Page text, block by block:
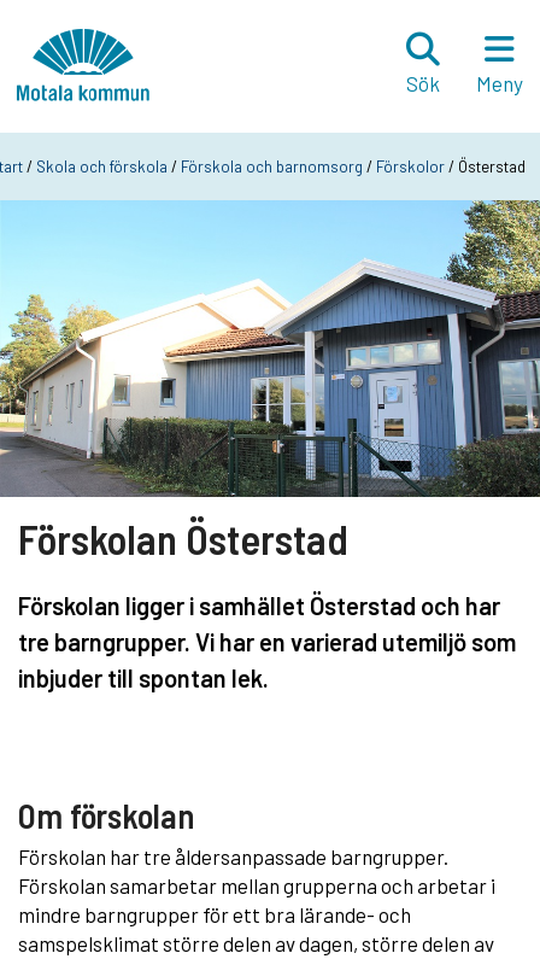
Sök
Meny
/ Skola och förskola / Förskola och barnomsorg / Förskolor/ Österstad
Förskolan Österstad
Förskolan ligger i samhället Österstad och har
tre barngrupper. Vi har en varierad utemiljö som
inbjuder till spontan lek.
Om förskolan
Förskolan har tre åldersanpassade barngrupper.
Förskolan samarbetar mellan grupperna och arbetar i
mindre barngrupper för ett bra lärande- och
samspelsklimat större delen av dagen, större delen av